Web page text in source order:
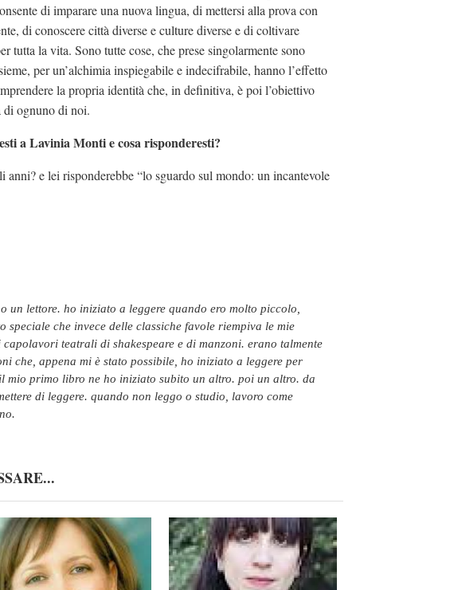
di imparare una nuova lingua, di mettersi alla prova con
di conoscere città diverse e culture diverse e di coltivare
tutta la vita. Sono tutte cose, che prese singolarmente sono
per un’alchimia inspiegabile e indecifrabile, hanno l’effetto
la propria identità che, in definitiva, è poi l’obiettivo
di ognuno di noi.
a Lavinia Monti e cosa risponderesti?
e lei risponderebbe “lo sguardo sul mondo: un incantevole
speciale che invece delle classiche favole riempiva le mie
teatrali di shakespeare e di manzoni. erano talmente
che, appena mi è stato possibile, ho iniziato a leggere per
mio primo libro ne ho iniziato subito un altro. poi un altro. da
di leggere. quando non leggo o studio, lavoro come